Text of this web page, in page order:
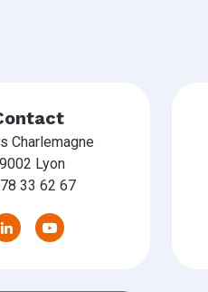
Charlemagne
Lyon
33 62 67